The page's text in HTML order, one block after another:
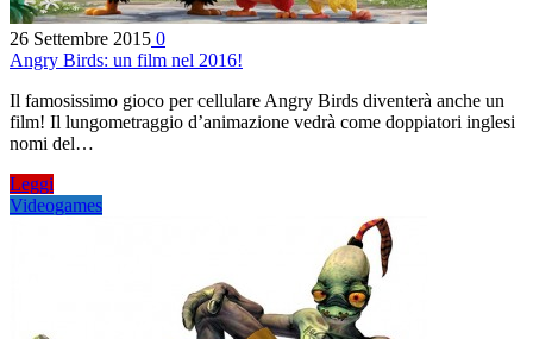
26 Settembre 2015 0
Angry Birds: un film nel 2016!
Il famosissimo gioco per cellulare Angry Birds diventerà anche un
film! Il lungometraggio d’animazione vedrà come doppiatori inglesi
nomi del…
Leggi
Videogames